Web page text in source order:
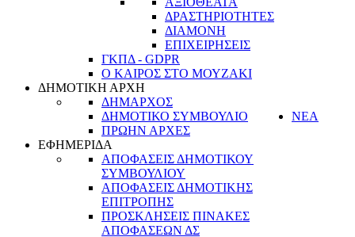
ΔΡΑΣΤΗΡΙΟΤΗΤΕΣ
ΔΙΑΜΟΝΗ
ΕΠΙΧΕΙΡΗΣΕΙΣ
ΓΚΠΔ - GDPR
Ο ΚΑΙΡΟΣ ΣΤΟ ΜΟΥΖΑΚΙ
ΔΗΜΟΤΙΚΗ ΑΡΧΗ
ΔΗΜΑΡΧΟΣ
ΔΗΜΟΤΙΚΟ ΣΥΜΒΟΥΛΙΟ
ΠΡΩΗΝ ΑΡΧΕΣ
ΝΕΑ
ΕΦΗΜΕΡΙΔΑ
ΑΠΟΦΑΣΕΙΣ ΔΗΜΟΤΙΚΟΥ
ΣΥΜΒΟΥΛΙΟΥ
ΑΠΟΦΑΣΕΙΣ ΔΗΜΟΤΙΚΗΣ
ΕΠΙΤΡΟΠΗΣ
ΠΡΟΣΚΛΗΣΕΙΣ ΠΙΝΑΚΕΣ
ΑΠΟΦΑΣΕΩΝ ΔΣ